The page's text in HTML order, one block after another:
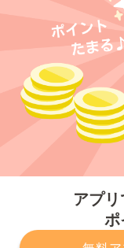
アプ
ポ